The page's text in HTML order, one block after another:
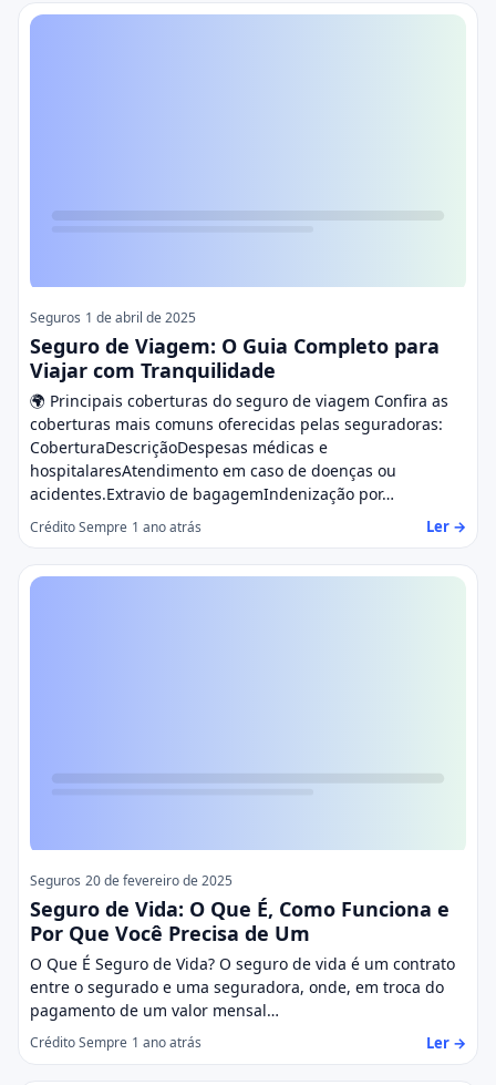
Seguros
Seguros 1 de abril de 2025
Seguro de Viagem: O Guia Completo para
Viajar com Tranquilidade
🌍 Principais coberturas do seguro de viagem Confira as
coberturas mais comuns oferecidas pelas seguradoras:
CoberturaDescriçãoDespesas médicas e
hospitalaresAtendimento em caso de doenças ou
acidentes.Extravio de bagagemIndenização por…
Crédito Sempre 1 ano atrás Ler →
Seguros 20 de fevereiro de 2025
Seguro de Vida: O Que É, Como Funciona e
Por Que Você Precisa de Um
O Que É Seguro de Vida? O seguro de vida é um contrato
entre o segurado e uma seguradora, onde, em troca do
pagamento de um valor mensal…
Crédito Sempre 1 ano atrás Ler →